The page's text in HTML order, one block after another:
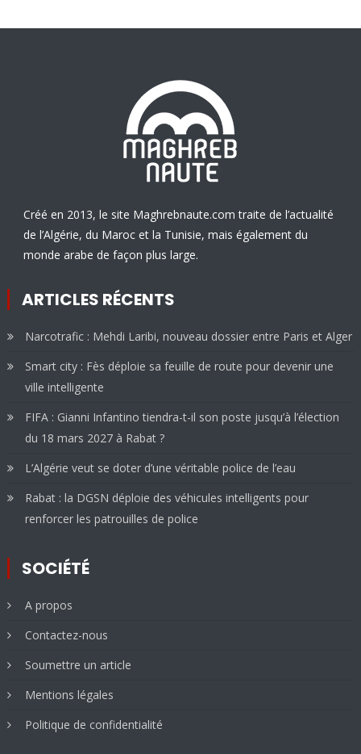
Créé en 2013, le site Maghrebnaute.com traite de l’actualité
de l’Algérie, du Maroc et la Tunisie, mais également du
monde arabe de façon plus large.
ARTICLES RÉCENTS
Narcotrafic : Mehdi Laribi, nouveau dossier entre Paris et Alger
Smart city : Fès déploie sa feuille de route pour devenir une
ville intelligente
FIFA : Gianni Infantino tiendra-t-il son poste jusqu’à l’élection
du 18 mars 2027 à Rabat ?
L’Algérie veut se doter d’une véritable police de l’eau
Rabat : la DGSN déploie des véhicules intelligents pour
renforcer les patrouilles de police
SOCIÉTÉ
A propos
Contactez-nous
Soumettre un article
Mentions légales
Politique de confidentialité